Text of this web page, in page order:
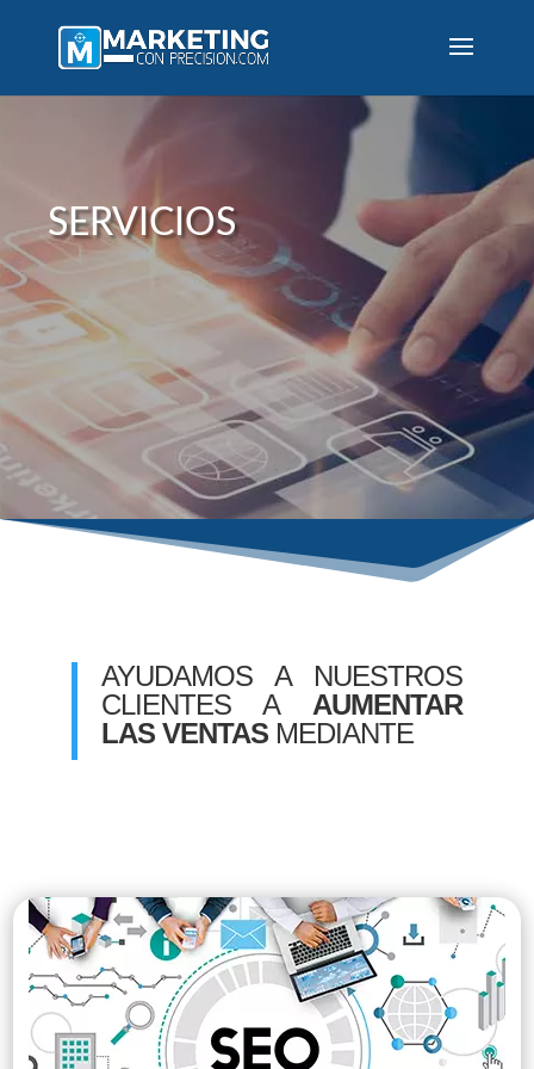
SERVICIOS
AYUDAMOS A NUESTROS
CLIENTES A AUMENTAR
LAS VENTASMEDIANTE